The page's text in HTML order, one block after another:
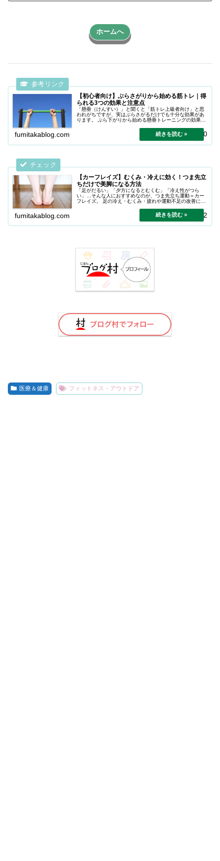
ホームへ
【初心者向け】ぶらさがりから始める筋トレ｜得
られる3つの効果と注意点
「懸垂（けんすい）」と聞くと「筋トレ上級者向け」と思
われがちですが、実はぶらさがるだけでも十分な効果があ
ります。 ぶら下がりから始める懸垂トレーニングの効果を
fumitakablog.com 2026.02.20
【カーフレイズ】むくみ・冷えに効く！つま先立
ちだけで美脚になる方法
「足がだるい」「夕方になるとむくむ」「冷え性がつら
い」…そんな人におすすめなのが、つま先立ち運動＝カー
フレイズ。 足の冷え・むくみ・疲れや運動不足の改善に効
fumitakablog.com 2026.01.22
医療＆健康 フィットネス・アウトドア